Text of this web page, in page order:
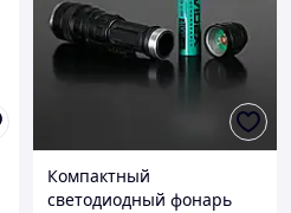
Компактный
светодиодный фонарь